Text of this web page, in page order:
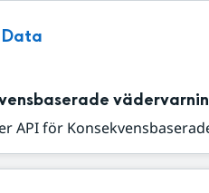
Data
API för